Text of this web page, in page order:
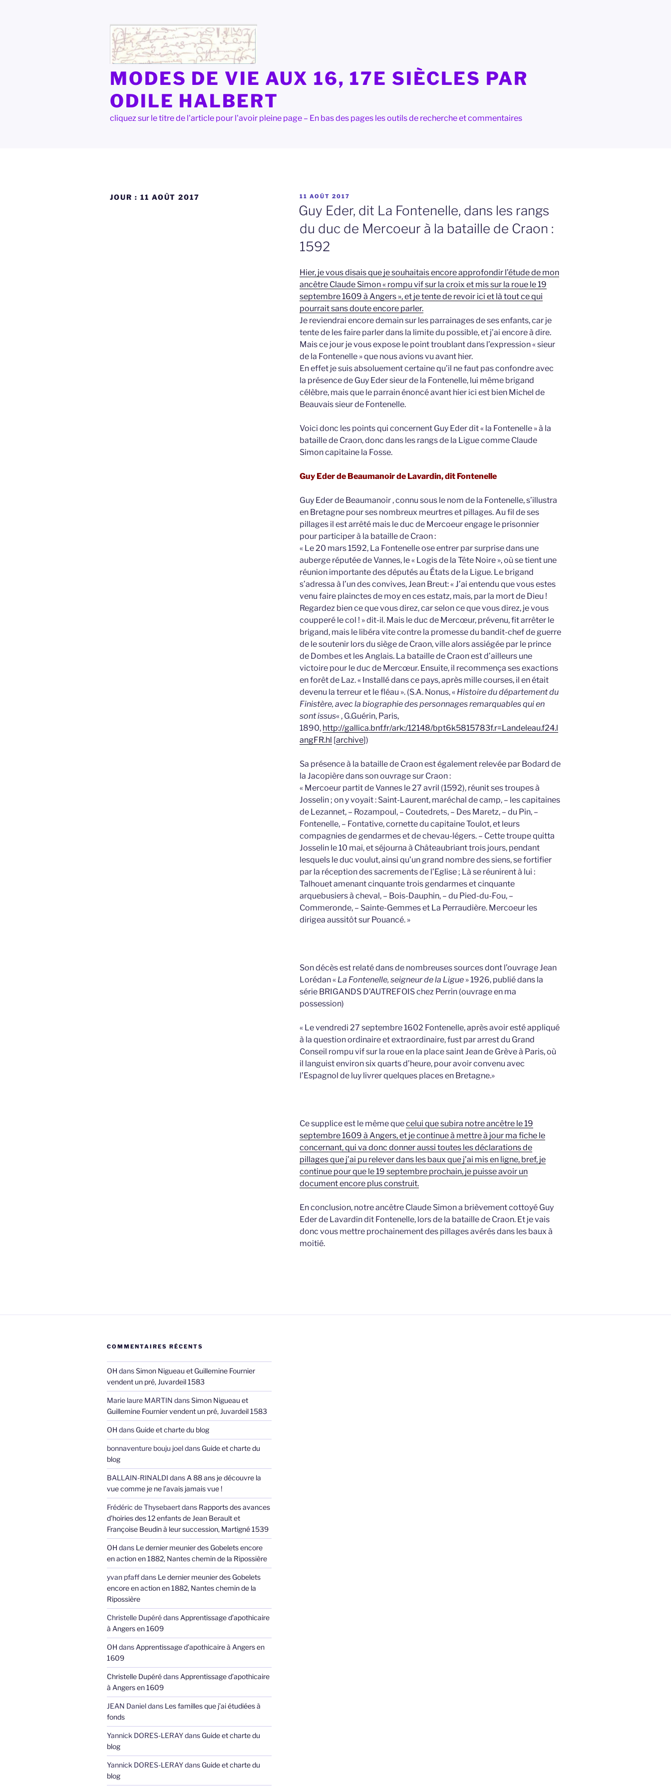
MODES DE VIE AUX 16, 17E SIÈCLES PAR
ODILE HALBERT
cliquez sur le titre de l'article pour l'avoir pleine page – En bas des pages les outils de recherche et commentaires
JOUR : 11 AOÛT 2017
PUBLIÉ
LE
11 AOÛT 2017
Guy Eder, dit La Fontenelle, dans les rangs
du duc de Mercoeur à la bataille de Craon :
1592
Hier, je vous disais que je souhaitais encore approfondir l’étude de mon
ancêtre Claude Simon « rompu vif sur la croix et mis sur la roue le 19
septembre 1609 à Angers », et je tente de revoir ici et là tout ce qui
pourrait sans doute encore parler.
Je reviendrai encore demain sur les parrainages de ses enfants, car je
tente de les faire parler dans la limite du possible, et j’ai encore à dire.
Mais ce jour je vous expose le point troublant dans l’expression « sieur
de la Fontenelle » que nous avions vu avant hier.
En effet je suis absoluement certaine qu’il ne faut pas confondre avec
la présence de Guy Eder sieur de la Fontenelle, lui même brigand
célèbre, mais que le parrain énoncé avant hier ici est bien Michel de
Beauvais sieur de Fontenelle.
Voici donc les points qui concernent Guy Eder dit « la Fontenelle » à la
bataille de Craon, donc dans les rangs de la Ligue comme Claude
Simon capitaine la Fosse.
Guy Eder de Beaumanoir de Lavardin, dit Fontenelle
Guy Eder de Beaumanoir , connu sous le nom de la Fontenelle, s’illustra
en Bretagne pour ses nombreux meurtres et pillages. Au fil de ses
pillages il est arrêté mais le duc de Mercoeur engage le prisonnier
pour participer à la bataille de Craon :
« Le 20 mars 1592, La Fontenelle ose entrer par surprise dans une
auberge réputée de Vannes, le « Logis de la Tête Noire », où se tient une
réunion importante des députés au États de la Ligue. Le brigand
s’adressa à l’un des convives, Jean Breut: « J’ai entendu que vous estes
venu faire plainctes de moy en ces estatz, mais, par la mort de Dieu !
Regardez bien ce que vous direz, car selon ce que vous direz, je vous
coupperé le col ! » dit-il. Mais le duc de Mercœur, prévenu, fit arrêter le
brigand, mais le libéra vite contre la promesse du bandit-chef de guerre
de le soutenir lors du siège de Craon, ville alors assiégée par le prince
de Dombes et les Anglais. La bataille de Craon est d’ailleurs une
victoire pour le duc de Mercœur. Ensuite, il recommença ses exactions
en forêt de Laz. « Installé dans ce pays, après mille courses, il en était
devenu la terreur et le fléau ». (S.A. Nonus, « Histoire du département du
Finistère, avec la biographie des personnages remarquables qui en
sont issus« , G.Guérin, Paris,
1890, http://gallica.bnf.fr/ark:/12148/bpt6k5815783f.r=Landeleau.f24.l
angFR.hl [archive])
Sa présence à la bataille de Craon est également relevée par Bodard de
la Jacopière dans son ouvrage sur Craon :
« Mercoeur partit de Vannes le 27 avril (1592), réunit ses troupes à
Josselin ; on y voyait : Saint-Laurent, maréchal de camp, – les capitaines
de Lezannet, – Rozampoul, – Coutedrets, – Des Maretz, – du Pin, –
Fontenelle, – Fontative, cornette du capitaine Toulot, et leurs
compagnies de gendarmes et de chevau-légers. – Cette troupe quitta
Josselin le 10 mai, et séjourna à Châteaubriant trois jours, pendant
lesquels le duc voulut, ainsi qu’un grand nombre des siens, se fortifier
par la réception des sacrements de l’Eglise ; Là se réunirent à lui :
Talhouet amenant cinquante trois gendarmes et cinquante
arquebusiers à cheval, – Bois-Dauphin, – du Pied-du-Fou, –
Commeronde, – Sainte-Gemmes et La Perraudière. Mercoeur les
dirigea aussitôt sur Pouancé. »
Son décès est relaté dans de nombreuses sources dont l’ouvrage Jean
Lorédan « La Fontenelle, seigneur de la Ligue» 1926, publié dans la
série BRIGANDS D’AUTREFOIS chez Perrin (ouvrage en ma
possession)
« Le vendredi 27 septembre 1602 Fontenelle, après avoir esté appliqué
à la question ordinaire et extraordinaire, fust par arrest du Grand
Conseil rompu vif sur la roue en la place saint Jean de Grève à Paris, où
il languist environ six quarts d’heure, pour avoir convenu avec
l’Espagnol de luy livrer quelques places en Bretagne.»
Ce supplice est le même quecelui que subira notre ancêtre le 19
septembre 1609 à Angers, et je continue à mettre à jour ma fiche le
concernant, qui va donc donner aussi toutes les déclarations de
pillages que j’ai pu relever dans les baux que j’ai mis en ligne, bref, je
continue pour que le 19 septembre prochain, je puisse avoir un
document encore plus construit.
En conclusion, notre ancêtre Claude Simon a brièvement cottoyé Guy
Eder de Lavardin dit Fontenelle, lors de la bataille de Craon. Et je vais
donc vous mettre prochainement des pillages avérés dans les baux à
moitié.
COMMENTAIRES RÉCENTS
OH dansSimon Nigueau et Guillemine Fournier
vendent un pré, Juvardeil 1583
Marie laure MARTIN dansSimon Nigueau et
Guillemine Fournier vendent un pré, Juvardeil 1583
OH dans Guide et charte du blog
bonnaventure bouju joeldans Guide et charte du
blog
BALLAIN-RINALDI dans A 88 ans je découvre la
vue comme je ne l’avais jamais vue !
Frédéric de Thysebaertdans Rapports des avances
d’hoiries des 12 enfants de Jean Berault et
Françoise Beudin à leur succession, Martigné 1539
OH dans Le dernier meunier des Gobelets encore
en action en 1882, Nantes chemin de la Ripossière
yvan pfaffdans Le dernier meunier des Gobelets
encore en action en 1882, Nantes chemin de la
Ripossière
Christelle Dupérédans Apprentissage d’apothicaire
à Angers en 1609
OH dans Apprentissage d’apothicaire à Angers en
1609
Christelle Dupérédans Apprentissage d’apothicaire
à Angers en 1609
JEAN Danieldans Les familles que j’ai étudiées à
fonds
Yannick DORES-LERAYdans Guide et charte du
blog
Yannick DORES-LERAYdans Guide et charte du
blog